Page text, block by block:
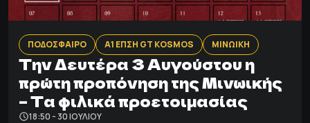
ΠΟΔΟΣΦΑΙΡΟ Α1 ΕΠΣΗ GT KOSMOS ΜΙΝΩΙΚΗ
Tην Δευτέρα 3 Αυγούστου η
πρώτη προπόνηση της Μινωικής
– Τα φιλικά προετοιμασίας
18:50 - 30 ΙΟΥΛΊΟΥ